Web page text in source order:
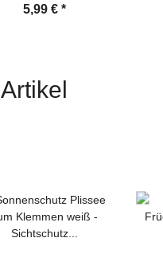
Fliegengittertüren
5,99 € *